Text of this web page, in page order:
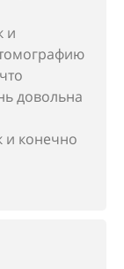
и
довольна
и конечно